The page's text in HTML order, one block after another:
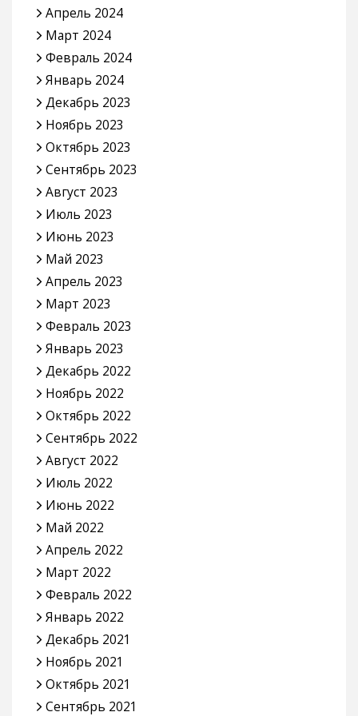
Апрель 2024
Март 2024
Февраль 2024
Январь 2024
Декабрь 2023
Ноябрь 2023
Октябрь 2023
Сентябрь 2023
Август 2023
Июль 2023
Июнь 2023
Май 2023
Апрель 2023
Март 2023
Февраль 2023
Январь 2023
Декабрь 2022
Ноябрь 2022
Октябрь 2022
Сентябрь 2022
Август 2022
Июль 2022
Июнь 2022
Май 2022
Апрель 2022
Март 2022
Февраль 2022
Январь 2022
Декабрь 2021
Ноябрь 2021
Октябрь 2021
Сентябрь 2021